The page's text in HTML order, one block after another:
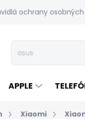
ochrany
APPLE
Xiaomi